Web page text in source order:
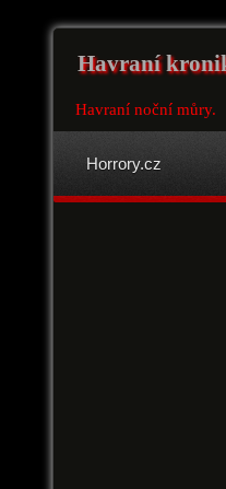
Havraní
Havraní noční můry.
Horrory.cz